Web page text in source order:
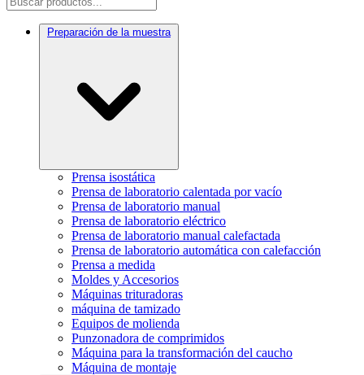
Preparación de la muestra
Prensa isostática
Prensa de laboratorio calentada por vacío
Prensa de laboratorio manual
Prensa de laboratorio eléctrico
Prensa de laboratorio manual calefactada
Prensa de laboratorio automática con calefacción
Prensa a medida
Moldes y Accesorios
Máquinas trituradoras
máquina de tamizado
Equipos de molienda
Punzonadora de comprimidos
Máquina para la transformación del caucho
Máquina de montaje